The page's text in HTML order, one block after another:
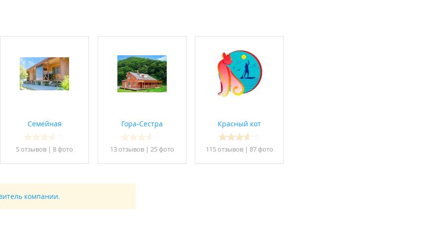
сутки.
4 часа) - 10000 руб. за сеанс, каждый последующий час продления - 2500
гостевого дома полностью запрещено.
Семейная
5 отзывов | 8 фото
Гора-Сестра
13 отзывов| 25 фото
Красный кот
115 отзывов| 87 фото
компании.